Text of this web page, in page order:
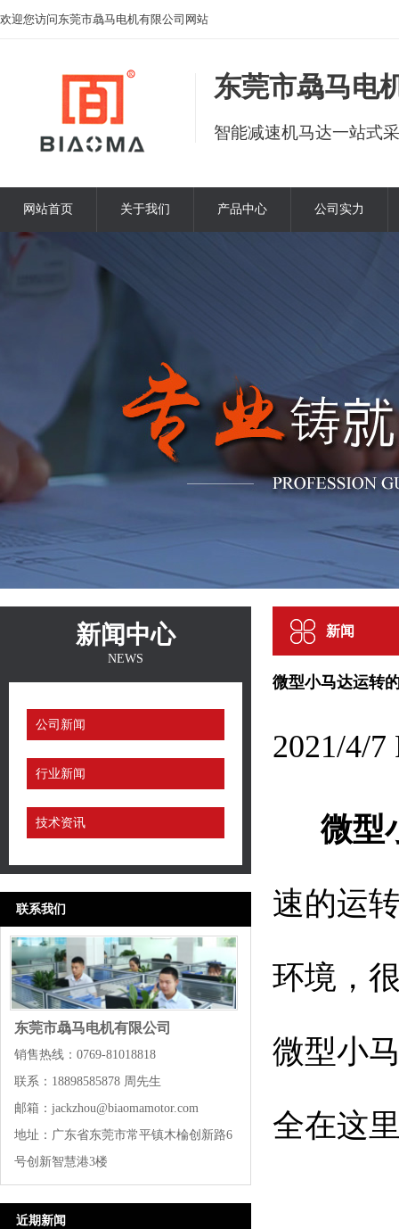
欢迎您访问东莞市骉马电机有限公司网站
东莞市骉马电
智能减速机马达一站式
网站首页 关于我们 产品中心 公司实力
新闻中心
NEWS
公司新闻
行业新闻
技术资讯
联系我们
东莞市骉马电机有限公司
销售热线：0769-81018818
联系：18898585878 周先生
邮箱：jackzhou@biaomamotor.com
地址：广东省东莞市常平镇木棆创新路6
号创新智慧港3楼
近期新闻
新闻
微型小马达运转
2021/4/
微型
速的运
环境，
微型小
全在这